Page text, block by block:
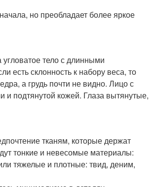
но преобладает более яркое
угловатое тело с длинными
есть склонность к набору веса, то
а грудь почти не видно. Лицо с
и подтянутой кожей. Глаза вытянутые,
тканям, которые держат
тонкие и невесомые материалы:
тяжелые и плотные: твид, деним,